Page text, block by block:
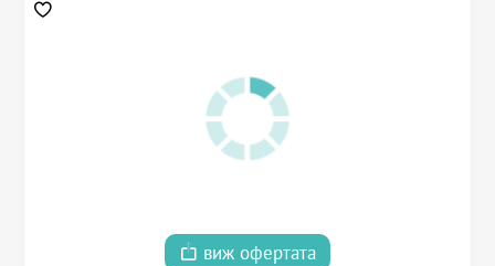
виж офертата